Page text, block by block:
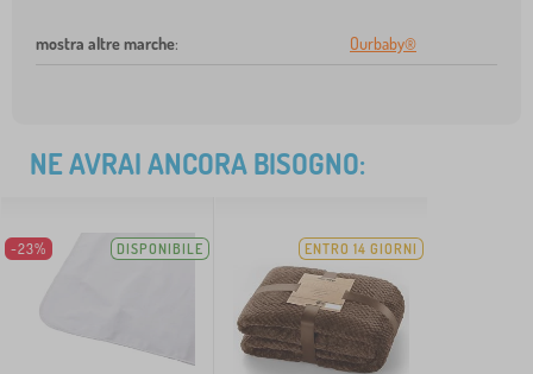
mostra altre marche: Ourbaby®
NE AVRAI ANCORA BISOGNO:
-23% DISPONIBILE ENTRO 14 GIORNI